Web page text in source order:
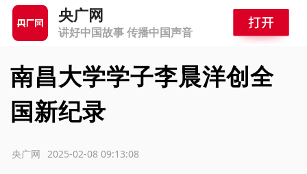
央广网
讲好中国故事 传播中国声音
南昌大学学子李晨洋创全
国新纪录
2025-02-08 09:13:08
央广网